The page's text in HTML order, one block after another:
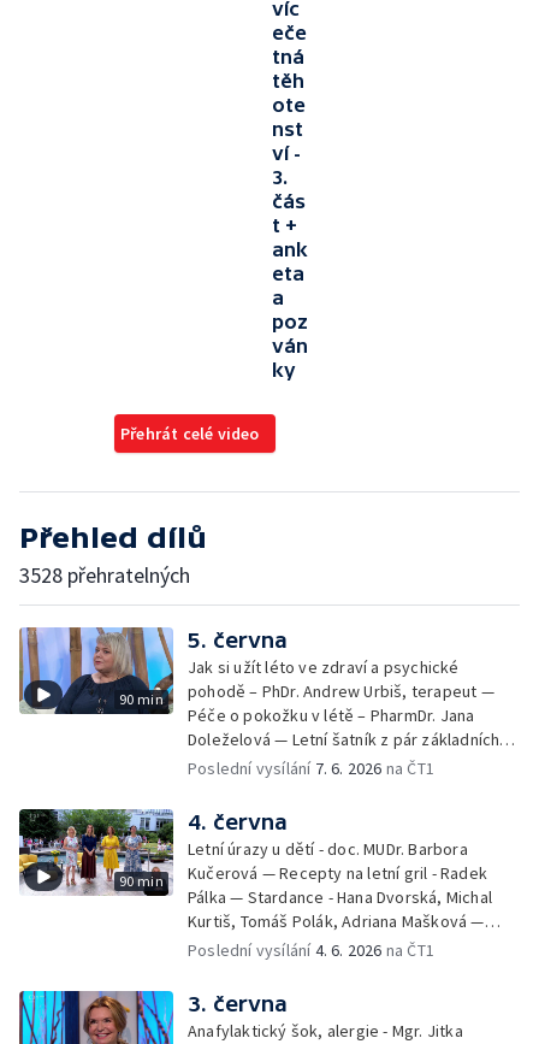
víc
eče
tná
těh
ote
nst
ví -
3.
čás
t +
ank
eta
a
poz
ván
ky
Přehrát celé video
Přehled dílů
3528 přehratelných
90 min
5. června
Jak si užít léto ve zdraví a psychické
pohodě – PhDr. Andrew Urbiš, terapeut —
Péče o pokožku v létě – PharmDr. Jana
Doleželová — Letní šatník z pár základních
kousků – Luděk Šmehlík, stylista —
slavnosti – Jiří Krhut, hudebník — Vaření:
letní párty s přáteli – Pavla Pavelková —
Festival v ulicích – Petra Hradilová — Muzejní
noc
Poslední vysílání 7. 6. 2026 na ČT1
90 min
4. června
Letní úrazy u dětí - doc. MUDr. Barbora
Kučerová — Recepty na letní gril - Radek
Pálka — Stardance - Hana Dvorská, Michal
Kurtiš, Tomáš Polák, Adriana Mašková —
Debbie — Dětský čin roku — Zooterapie -
Jírová — Patrik Eliáš — Sladké recepty na
léto - Míša Sedláčková
Poslední vysílání4. 6. 2026 na ČT1
3. června
Anafylaktický šok, alergie - Mgr. Jitka